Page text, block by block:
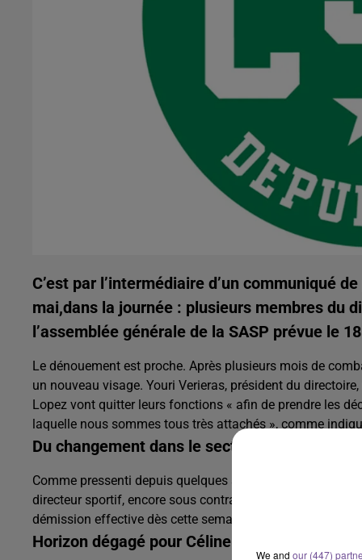
C’est par l’intermédiaire d’un communiqué
mai,dans la journée : plusieurs membres du
l’assemblée générale de la SASP prévue le
Le dénouement est proche. Après plusieurs mois de
un nouveau visage. Youri Verieras, président du
Lopez vont quitter leurs fonctions « afin de prendre les
laquelle nous sommes tous très attachés », comme
Du changement dans le secteur sportif
Comme pressenti depuis quelques semaines, Olivier
directeur sportif, encore sous contrat pour 2 ans, a
démission effective dès cette semaine.
Horizon dégagé pour Céline Forte
We and our (447)